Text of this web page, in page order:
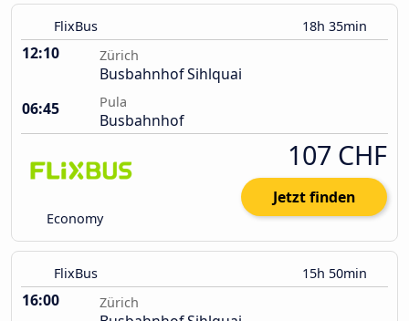
FlixBus 18h 35min
12:10 Zürich
Busbahnhof Sihlquai
06:45
Pula
Busbahnhof
Economy
107 CHF
Jetzt finden
FlixBus 15h 50min
16:00 Zürich